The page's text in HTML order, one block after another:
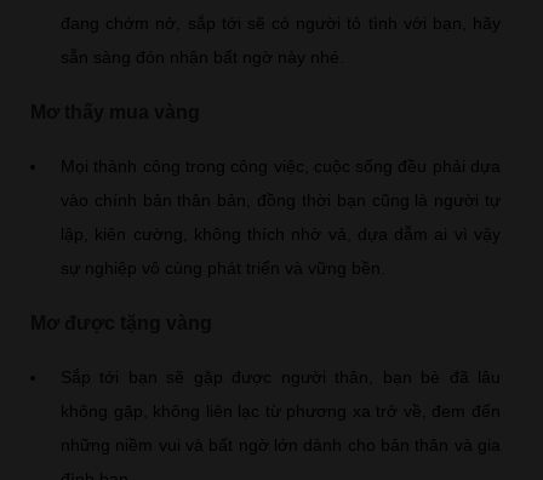
đang chớm nở, sắp tới sẽ có người tỏ tình với bạn, hãy
sẵn sàng đón nhận bất ngờ này nhé.
Mọi thành công trong công việc, cuộc sống đều phải dựa
vào chính bản thân bản, đồng thời bạn cũng là người tự
lập, kiên cường, không thích nhờ vả, dựa dẫm ai vì vậy
sự nghiệp vô cùng phát triển và vững bền.
Sắp tới bạn sẽ gặp được người thân, bạn bè đã lâu
không gặp, không liên lạc từ phương xa trở về, đem đến
những niềm vui và bất ngờ lớn dành cho bản thân và gia